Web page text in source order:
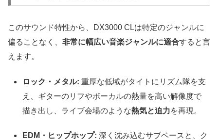
このサウンド特性から、DX3000 CLは特定のジャンルに
偏ることなく、 非常に幅広い音楽ジャンルに適合すると言
えます。
ロック・メタル: 重厚な低域がタイトにリズム隊を支
え、ギターのリフやボーカルの熱量を高い解像度で
描き出し、ライブ会場のような熱気と迫力を再現。
EDM・ヒップホップ: 深く沈み込むサブベースと、ク